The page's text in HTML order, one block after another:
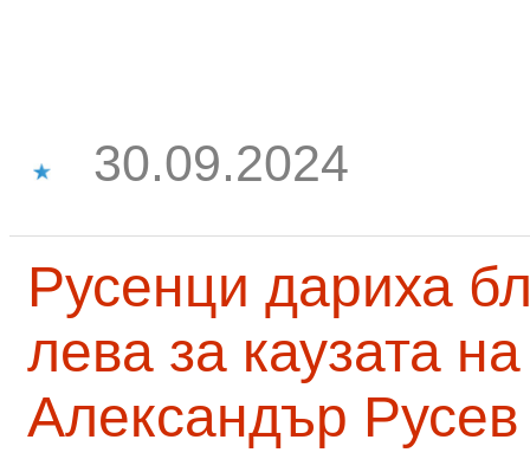
30.09.2024
Русенци дариха
лева за каузата
Александър Русев